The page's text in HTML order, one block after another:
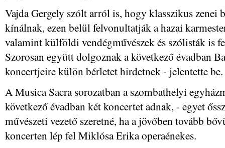
Vajda Gergely szólt arról is, hogy klasszikus zenei
kínálnak, ezen belül felvonultatják a hazai
valamint külföldi vendégművészek és szólisták is
Szorosan együtt dolgoznak a következő évadban
koncertjeire külön bérletet hirdetnek - jelentette be.
A Musica Sacra sorozatban a szombathelyi
következő évadban két koncertet adnak, - egyet
művészeti vezető szeretné, ha a jövőben tovább
koncerten lép fel Miklósa Erika operaénekes.